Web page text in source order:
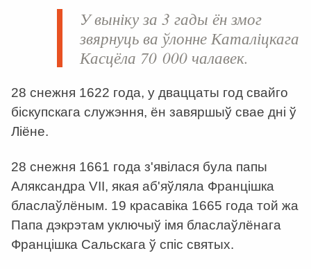
У выніку за 3 гады ён змог
звярнуць ва ўлонне Каталіцкага
Касцёла 70 000 чалавек.
28 снежня 1622 года, у дваццаты год свайго
біскупскага служэння, ён завяршыў свае дні ў
Ліёне.
28 снежня 1661 года з'явілася була папы
Аляксандра VII, якая аб'яўляла Францішка
бласлаўлёным. 19 красавіка 1665 года той жа
Папа дэкрэтам уключыў імя бласлаўлёнага
Францішка Сальскага ў спіс святых.